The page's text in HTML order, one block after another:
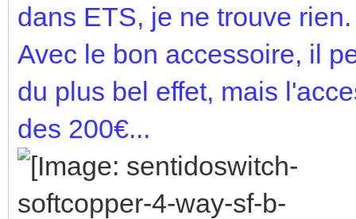
dans ETS, je ne trouve rien.
Avec le bon accessoire, il
du plus bel effet, mais
des 200€...